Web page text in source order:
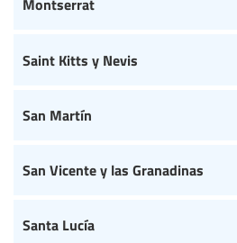
Montserrat
Saint Kitts y Nevis
San Martín
San Vicente y las Granadinas
Santa Lucía